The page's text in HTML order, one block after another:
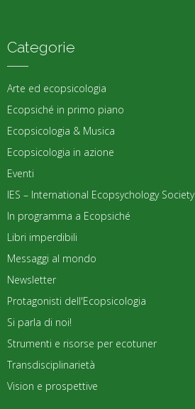
Categorie
Arte ed ecopsicologia
Ecopsiché in primo piano
Ecopsicologia & Musica
Ecopsicologia in azione
Eventi
IES – International Ecopsychology Society
In programma a Ecopsiché
Libri imperdibili
Messaggi al mondo
Newsletter
Protagonisti dell'Ecopsicologia
Si parla di noi!
Strumenti e risorse per ecotuner
Transdisciplinarietà
Vision e prospettive